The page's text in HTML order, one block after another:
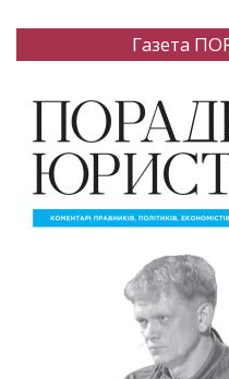
Газета